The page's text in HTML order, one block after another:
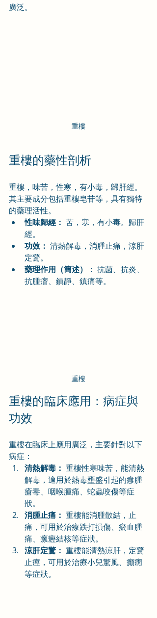
廣泛。
重樓
重樓的藥性剖析
重樓，味苦，性寒，有小毒，歸肝經。
其主要成分包括重樓皂苷等，具有獨特
的藥理活性。
性味歸經： 苦，寒，有小毒。歸肝
經。
功效： 清熱解毒，消腫止痛，涼肝
定驚。
藥理作用（簡述）： 抗菌、抗炎、
抗腫瘤、鎮靜、鎮痛等。
重樓
重樓的臨床應用：病症與
功效
重樓在臨床上應用廣泛，主要針對以下
病症：
清熱解毒： 重樓性寒味苦，能清熱
解毒，適用於熱毒壅盛引起的癰腫
瘡毒、咽喉腫痛、蛇蟲咬傷等症
狀。
消腫止痛： 重樓能消腫散結，止
痛，可用於治療跌打損傷、瘀血腫
痛、瘰癧結核等症狀。
涼肝定驚： 重樓能清熱涼肝，定驚
止痙，可用於治療小兒驚風、癲癇
等症狀。